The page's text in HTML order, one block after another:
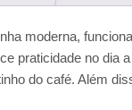
moderna,
praticidade no dia
do café. Além